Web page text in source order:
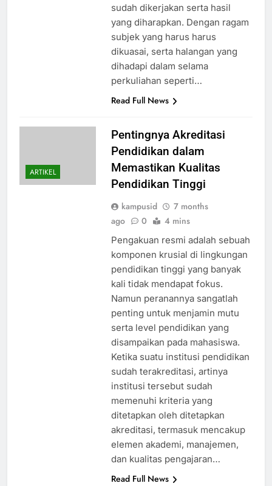
sudah dikerjakan serta hasil
yang diharapkan. Dengan ragam
subjek yang harus harus
dikuasai, serta halangan yang
dihadapi dalam selama
perkuliahan seperti…
Read Full News
ARTIKEL
Pentingnya Akreditasi
Pendidikan dalam
Memastikan Kualitas
Pendidikan Tinggi
kampusid
7 months
ago
0 4 mins
Pengakuan resmi adalah sebuah
komponen krusial di lingkungan
pendidikan tinggi yang banyak
kali tidak mendapat fokus.
Namun peranannya sangatlah
penting untuk menjamin mutu
serta level pendidikan yang
disampaikan pada mahasiswa.
Ketika suatu institusi pendidikan
sudah terakreditasi, artinya
institusi tersebut sudah
memenuhi kriteria yang
ditetapkan oleh ditetapkan
akreditasi, termasuk mencakup
elemen akademi, manajemen,
dan kualitas pengajaran…
Read Full News